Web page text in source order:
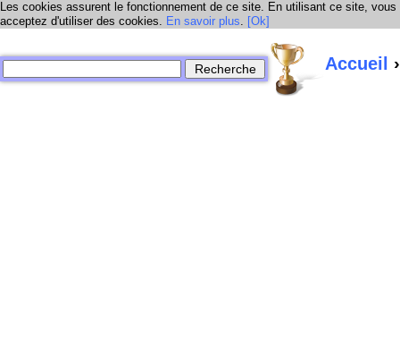
Les cookies assurent le fonctionnement de ce site. En utilisant ce site, vous
acceptez d'utiliser des cookies. En savoir plus. [Ok]
Accueil